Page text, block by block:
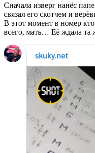
Сначала изверг нанёс
связал его скотчем и
В этот момент в номер
всего, мать… Её ждала та